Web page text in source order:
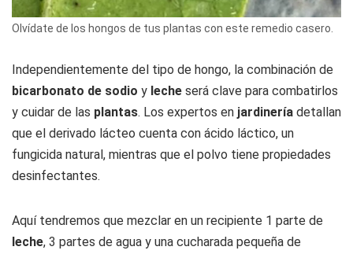
Olvídate de los hongos de tus plantas con este remedio casero.
Independientemente del tipo de hongo, la combinación de
bicarbonato de sodio y leche será clave para combatirlos
y cuidar de las plantas. Los expertos en jardinería detallan
que el derivado lácteo cuenta con ácido láctico, un
fungicida natural, mientras que el polvo tiene propiedades
desinfectantes.
Aquí tendremos que mezclar en un recipiente 1 parte de
leche, 3 partes de agua y una cucharada pequeña de